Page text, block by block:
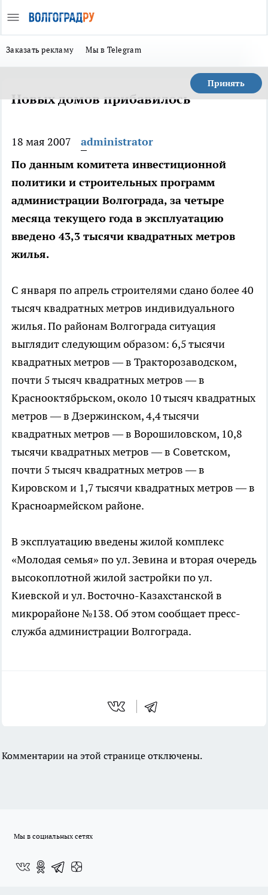
Заказать рекламу Мы в Telegram
Принять
Новых домов прибавилось
18 мая 2007
administrator
По данным комитета инвестиционной
политики и строительных программ
администрации Волгограда, за четыре
месяца текущего года в эксплуатацию
введено 43,3 тысячи квадратных метров
жилья.
С января по апрель строителями сдано более 40
тысяч квадратных метров индивидуального
жилья. По районам Волгограда ситуация
выглядит следующим образом: 6,5 тысячи
квадратных метров — в Тракторозаводском,
почти 5 тысяч квадратных метров — в
Краснооктябрьском, около 10 тысяч квадратных
метров — в Дзержинском, 4,4 тысячи
квадратных метров — в Ворошиловском, 10,8
тысячи квадратных метров — в Советском,
почти 5 тысяч квадратных метров — в
Кировском и 1,7 тысячи квадратных метров — в
Красноармейском районе.
В эксплуатацию введены жилой комплекс
«Молодая семья» по ул. Зевина и вторая очередь
высокоплотной жилой застройки по ул.
Киевской и ул. Восточно-Казахстанской в
микрорайоне №138. Об этом сообщает пресс-
служба администрации Волгограда.
Комментарии на этой странице отключены.
Мы в социальных сетях